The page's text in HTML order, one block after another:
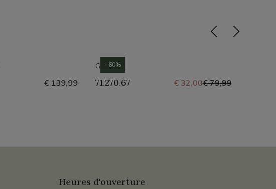
€ 139,99
GABOR
71.270.67 € 32,00€ 79,99
- 60%
Heures d'ouverture